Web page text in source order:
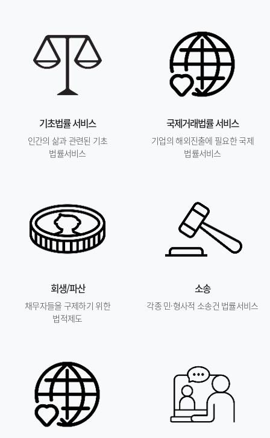
기초법률 서비스
인간의 삶과 관련된 기초
법률서비스
국제거래법률 서비스
기업의 해외진출에 필요한 국제
법률서비스
회생/파산
채무자들을 구제하기 위한
법적제도
소송
각종 민·형사적 소송건 법률서비스